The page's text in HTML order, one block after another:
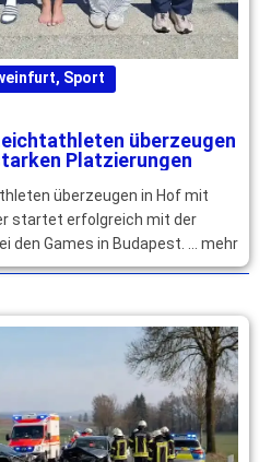
, Sport
überzeugen
Platzierungen
überzeugen in Hof mit
startet erfolgreich mit der
den Games in Budapest. … mehr